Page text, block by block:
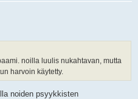
noilla luulis nukahtavan, mutta
harvoin käytetty.
noiden psyykkisten